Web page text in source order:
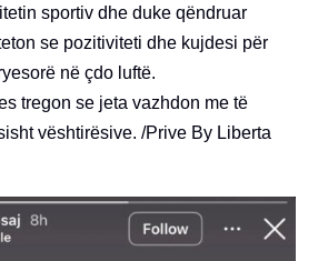
sportiv dhe duke qëndruar
se pozitiviteti dhe kujdesi për
në çdo luftë.
tregon se jeta vazhdon me të
vështirësive. /Prive By Liberta